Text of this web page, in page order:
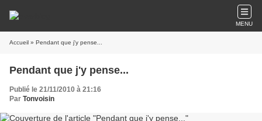
MENU
Accueil » Pendant que j'y pense...
Pendant que j'y pense...
Publié le 21/11/2010 à 21:16
Par Tonvoisin